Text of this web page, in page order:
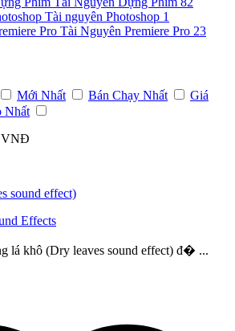
Tài nguyên Photoshop 1
Tài Nguyên Premiere Pro 23
Mới Nhất Bán Chạy Nhất
Giá
Nhất
VNĐ
sound effect)
Effects
lá khô (Dry leaves sound effect) đ� ...